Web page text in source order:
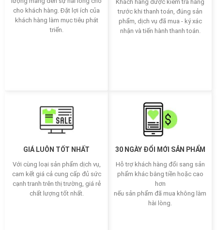
cho khách hàng. Đặt lợi ích của
khách hàng làm mục tiêu phát
triển.
Khách hàng được kiểm tra hàng
trước khi thanh toán, đúng sản
phẩm, dịch vụ đã mua - ký xác
nhận và tiến hành thanh toán.
GIÁ LUÔN TỐT NHẤT
Với cùng loại sản phẩm dịch vụ,
cam kết giá cả cung cấp đủ sức
cạnh tranh trên thị trường, giá rẻ
chất lượng tốt nhất.
30 NGÀY ĐỔI MỚI SẢN PHẨM
Hỗ trợ khách hàng đổi sang sản
phẩm khác bằng tiền hoặc cao
hơn
nếu sản phẩm đã mua không làm
hài lòng.